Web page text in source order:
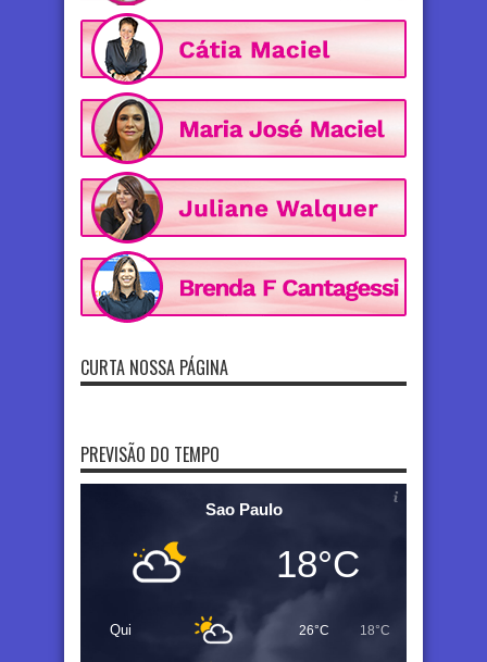
CURTA NOSSA PÁGINA
PREVISÃO DO TEMPO
Sao Paulo
18°C
Qui 26°C 18°C